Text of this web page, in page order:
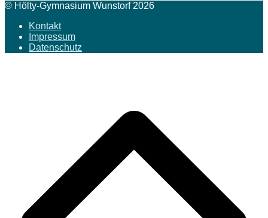
© Hölty-Gymnasium Wunstorf 2026
Kontakt
Impressum
Datenschutz